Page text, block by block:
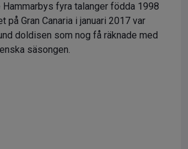
Hammarbys fyra talanger födda 1998
på Gran Canaria i januari 2017 var
doldisen som nog få räknade med
säsongen.